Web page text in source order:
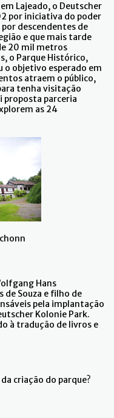
Lajeado, o Deutscher
por iniciativa do poder
descendentes de
e que mais tarde
20 mil metros
o Parque Histórico,
o objetivo esperado em
atraem o público,
tenha visitação
parceria
as 24
Hans
de Souza e filho de
pela implantação
Kolonie Park.
à tradução de livros e
criação do parque?